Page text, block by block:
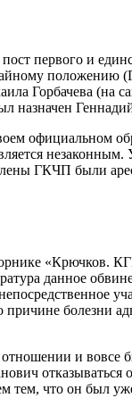
первого и
Горбачева (на
назначен
официальном
незаконным.
ГКЧП были
«Крючков.
данное
болезни
и вовсе
отказываться
тем, что он был